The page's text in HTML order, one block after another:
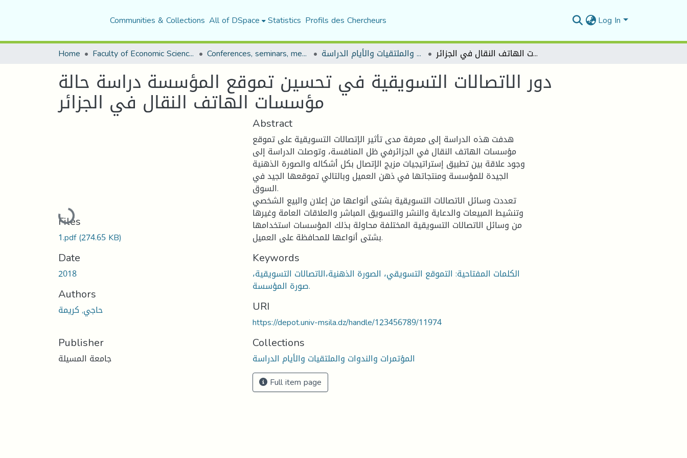
Communities & Collections All of DSpace Statistics Profils des Chercheurs Log In
Home Faculty of Economic Sciences, Commerce and Management Sciences Conferences, seminars, meetings, and study days المؤتمرات والندوات والملتقيات والأيام الدراسة دور الاتصالات التسويقية في تحسين تموقع المؤسسة دراسة حالة مؤسسات الهاتف النقال في الجزائر
دور الاتصالات التسويقية في تحسين تموقع المؤسسة دراسة حالة
مؤسسات الهاتف النقال في الجزائر
Loading...
Files
1.pdf(274.65 KB)
Date
2018
Authors
حاجي, كريمة
Publisher
جامعة المسيلة
Abstract
هدفت هذه الدراسة إلى معرفة مدى تأثير الإتصالات التسويقية على تموقع
مؤسسات الهاتف النقال في الجزائرفي ظل المنافسة، وتوصلت الدراسة إلى
وجود علاقة بين تطبيق إستراتيجيات مزيج الإتصال بكل أشكاله والصورة الذهنية
الجيدة للمؤسسة ومنتجاتها في ذهن العميل وبالتالي تموقعها الجيد في
السوق.
تعددت وسائل الاتصالات التسويقية بشتى أنواعها من إعلان والبيع الشخصي
وتنشيط المبيعات والدعاية والنشر والتسويق المباشر والعلاقات العامة وغيرها
من وسائل الاتصالات التسويقية المختلفة محاولة بذلك المؤسسات استخدامها
بشتى أنواعها للمحافظة على العميل.
Keywords
الكلمات المفتاحية: التموقع التسويقي، الصورة الذهنية،الاتصالات التسويقية،
صورة المؤسسة.
URI
https://depot.univ-msila.dz/handle/123456789/11974
Collections
المؤتمرات والندوات والملتقيات والأيام الدراسة
Full item page